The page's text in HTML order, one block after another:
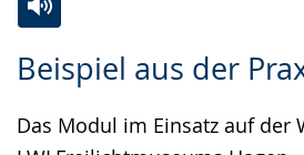
Beispiel aus der
Das Modul im Einsatz auf der
Leichten
wechseln.
Audio-
Video
Deutscher